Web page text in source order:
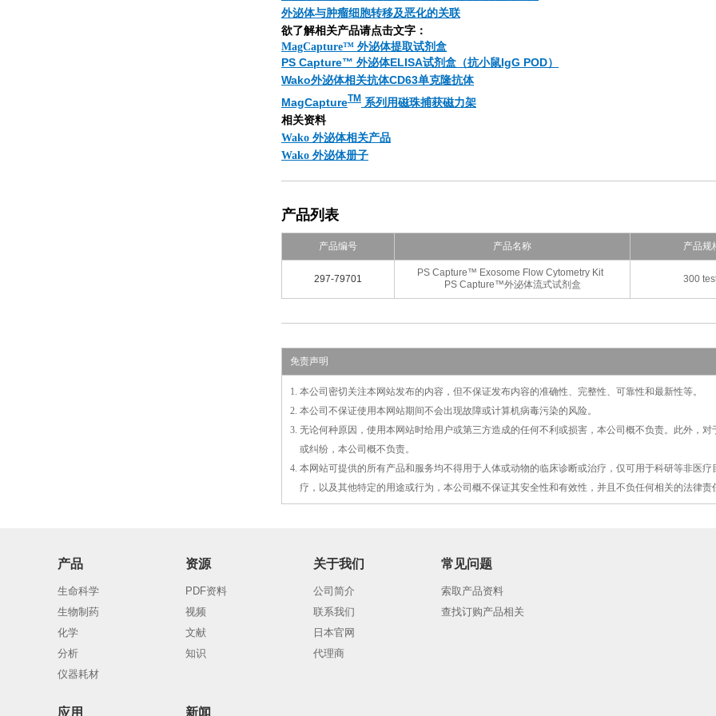
外泌体与肿瘤细胞转移及恶化的关联
欲了解相关产品请点击文字：
MagCapture™ 外泌体提取试剂盒
PS Capture™ 外泌体ELISA试剂盒（抗小鼠IgG POD）
Wako外泌体相关抗体CD63单克隆抗体
MagCaptureTM 系列用磁珠捕获磁力架
相关资料
Wako 外泌体相关产品
Wako 外泌体册子
产品列表
产品编号 产品名称 产品规
297-79701
PS Capture™ Exosome Flow Cytometry Kit
PS Capture™外泌体流式试剂盒
300
免责声明
1. 本公司密切关注本网站发布的内容，但不保证发布内容的准确性、完整性、可靠性和最新性等。
2. 本公司不保证使用本网站期间不会出现故障或计算机病毒污染的风险。
3. 无论何种原因，使用本网站时给用户或第三方造成的任何不利或损害，本公司概不负责。此外，
或纠纷，本公司概不负责。
4. 本网站可提供的所有产品和服务均不得用于人体或动物的临床诊断或治疗，仅可用于科研等非医
疗，以及其他特定的用途或行为，本公司概不保证其安全性和有效性，并且不负任何相关的法律责
产品
生命科学
生物制药
化学
分析
仪器耗材
资源
PDF资料
视频
文献
知识
关于我们
公司简介
联系我们
日本官网
代理商
常见问题
索取产品资料
查找订购产品相关
应用 新闻